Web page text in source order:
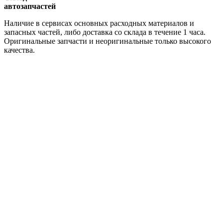
автозапчастей
Наличие в сервисах основных расходных материалов и
запасных частей, либо доставка со склада в течение 1 часа.
Оригинальные запчасти и неоригинальные только высокого
качества.